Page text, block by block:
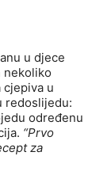
u djece
nekoliko
u
redoslijedu:
određenu
“Prvo
za